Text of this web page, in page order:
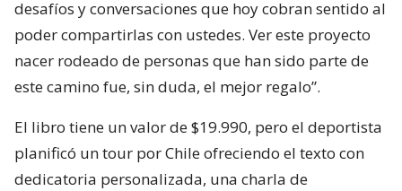
desafíos y conversaciones que hoy cobran sentido al
poder compartirlas con ustedes. Ver este proyecto
nacer rodeado de personas que han sido parte de
este camino fue, sin duda, el mejor regalo”.
El libro tiene un valor de $19.990, pero el deportista
planificó un tour por Chile ofreciendo el texto con
dedicatoria personalizada, una charla de